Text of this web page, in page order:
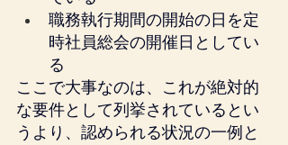
職務執行期間の開始の日を定
時社員総会の開催日としてい
る
ここで大事なのは、これが絶対的
な要件として列挙されているとい
うより、認められる状況の一例と